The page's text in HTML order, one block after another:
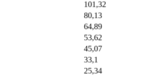
101,32
80,13
64,89
53,62
45,07
33,1
25,34